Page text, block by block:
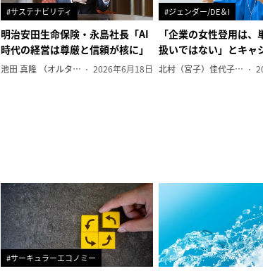
#サステナビリティ
明治安田生命保険・永島社長「AI
時代の経営は尊厳と信頼が核に」
池田 真隆 （オルタナ輪番編集長） 2026年6月18日
#ジェンダー/DE＆I
「企業の女性登用は、
扱いではない」とキャ
北村（宮子）佳代子（オルタナ輪番編集長）
#サーキュラーエコノミー